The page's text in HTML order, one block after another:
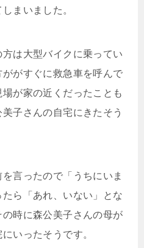
まいました。
は大型バイクに乗ってい
がすぐに救急車を呼んで
が家の近くだったことも
子さんの自宅にきたそう
言ったので「うちにいま
ら「あれ、いない」とな
時に森公美子さんの母が
いったそうです。